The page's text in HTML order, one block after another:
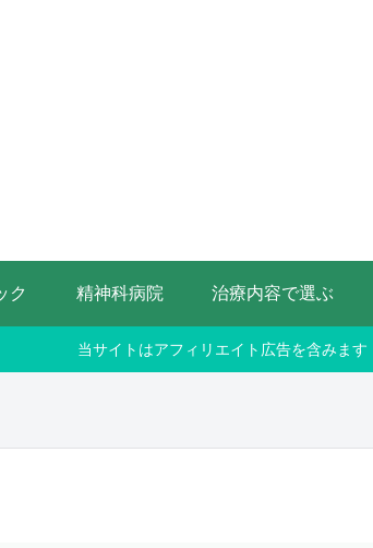
ク 精神科病院 治療内容で選ぶ
当サイトはアフィリエイト広告を含みます